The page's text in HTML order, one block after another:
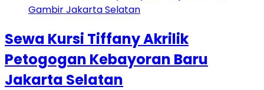
Sewa Kursi Tiffany Akrilik
Petogogan Kebayoran Baru
Jakarta Selatan